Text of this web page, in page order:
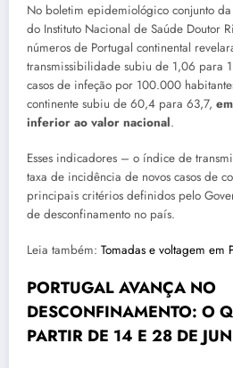
No boletim epidemiológico conjunto
do Instituto Nacional de Saúde Doutor
números de Portugal continental
transmissibilidade subiu de 1,06 para
casos de infeção por 100.000
continente subiu de 60,4 para 63,7,
inferior ao valor nacional.
Esses indicadores – o índice de
taxa de incidência de novos casos de
principais critérios definidos pelo
de desconfinamento no país.
Leia também: Tomadas e voltagem em
PORTUGAL AVANÇA NO
DESCONFINAMENTO: O
PARTIR DE 14 E 28 DE